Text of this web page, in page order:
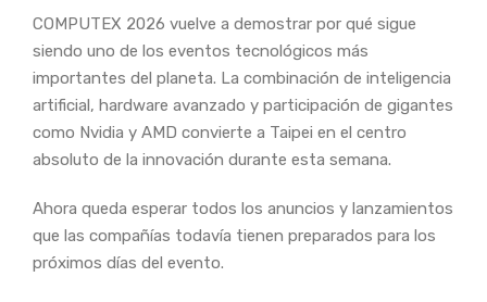
COMPUTEX 2026 vuelve a demostrar por qué sigue
siendo uno de los eventos tecnológicos más
importantes del planeta. La combinación de inteligencia
artificial, hardware avanzado y participación de gigantes
como Nvidia y AMD convierte a Taipei en el centro
absoluto de la innovación durante esta semana.
Ahora queda esperar todos los anuncios y lanzamientos
que las compañías todavía tienen preparados para los
próximos días del evento.